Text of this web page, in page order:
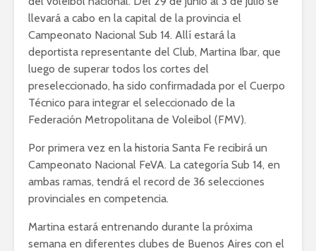
llevará a cabo en la capital de la provincia el
Campeonato Nacional Sub 14. Allí estará la
deportista representante del Club, Martina Ibar, que
luego de superar todos los cortes del
preseleccionado, ha sido confirmadada por el Cuerpo
Técnico para integrar el seleccionado de la
Federación Metropolitana de Voleibol (FMV).
Por primera vez en la historia Santa Fe recibirá un
Campeonato Nacional FeVA. La categoría Sub 14, en
ambas ramas, tendrá el record de 36 selecciones
provinciales en competencia.
Martina estará entrenando durante la próxima
semana en diferentes clubes de Buenos Aires con el